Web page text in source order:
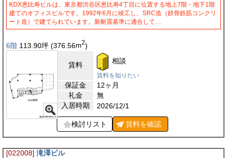
KDX恵比寿ビルは、東京都渋谷区恵比寿4丁目に位置する地上7階・地下1階
建てのオフィスビルです。1992年6月に竣工し、SRC造（鉄骨鉄筋コンクリ
ート造）で建てられています。新耐震基準に適合して…
6階 113.90坪 (376.56m2)
賃料 相談
賃料を知りたい
保証金
12ヶ月
礼金
無
入居時期
2026/12/1
検討リスト 賃料を確認
[022008] 滝澤ビル